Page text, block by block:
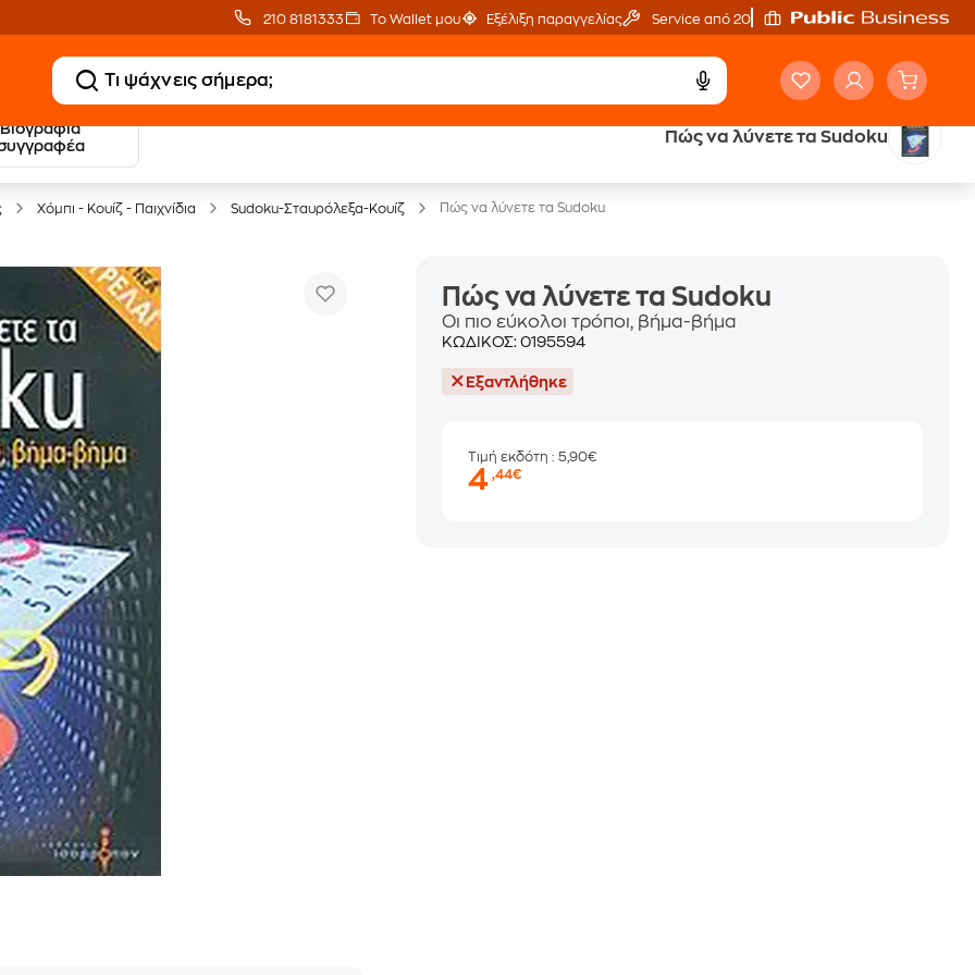
210 8181333 Το Wallet μου Εξέλιξη παραγγελίας Service από 20'
Βιογραφία
Πώς να λύνετε τα Sudoku
20 € Public επιστροφή
με Snappi
Έλα στον κόσμο
Χόμπι - Κουίζ - Παιχνίδια Sudoku-Σταυρόλεξα-Κουίζ Πώς να λύνετε τα Sudoku
Πώς να λύνετε τα Sudoku
Οι πιο εύκολοι τρόποι, βήμα-βήμα
ΚΩΔΙΚΟΣ:0195594
Εξαντλήθηκε
Τιμή εκδότη: 5,90€
4,44€